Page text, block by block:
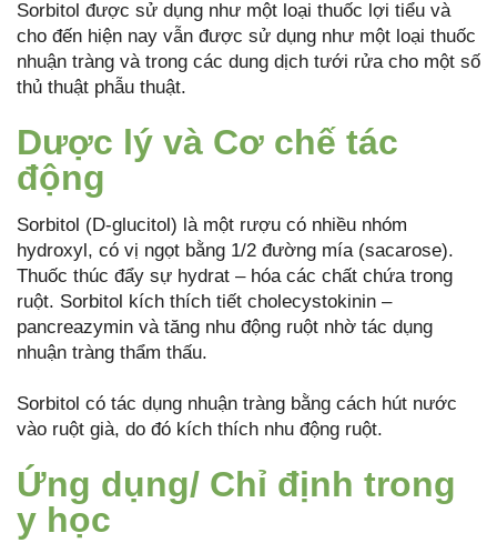
Sorbitol được sử dụng như một loại thuốc lợi tiểu và
cho đến hiện nay vẫn được sử dụng như một loại thuốc
nhuận tràng và trong các dung dịch tưới rửa cho một số
thủ thuật phẫu thuật.
Dược lý và Cơ chế tác
động
Sorbitol (D-glucitol) là một rượu có nhiều nhóm
hydroxyl, có vị ngọt bằng 1/2 đường mía (sacarose).
Thuốc thúc đẩy sự hydrat – hóa các chất chứa trong
ruột. Sorbitol kích thích tiết cholecystokinin –
pancreazymin và tăng nhu động ruột nhờ tác dụng
nhuận tràng thẩm thấu.
Sorbitol có tác dụng nhuận tràng bằng cách hút nước
vào ruột già, do đó kích thích nhu động ruột.
Ứng dụng/ Chỉ định trong
y học